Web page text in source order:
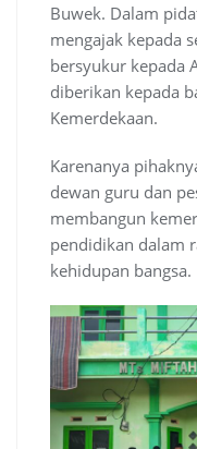
Buwek. Dalam
mengajak kepada
bersyukur kepada
diberikan kepada
Kemerdekaan.
Karenanya
dewan guru dan
membangun
pendidikan dalam
kehidupan bangsa.